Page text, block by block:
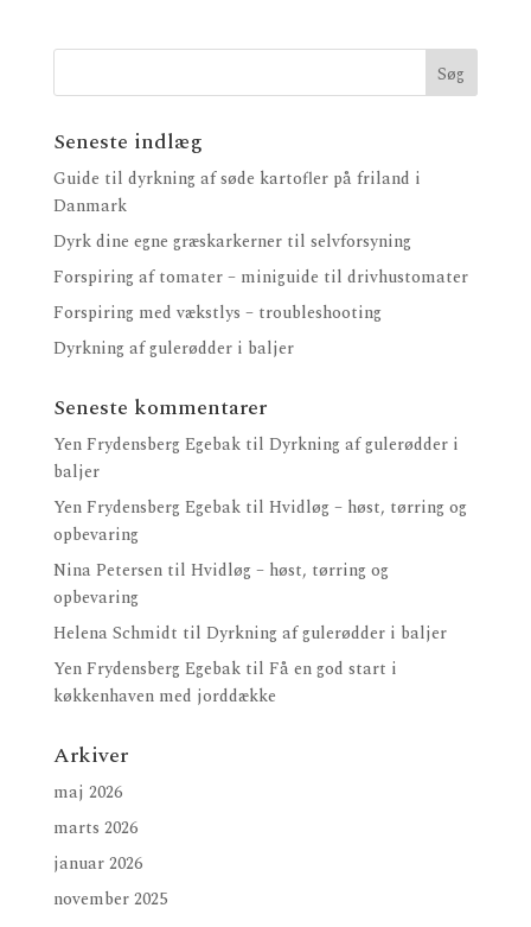
Seneste indlæg
Guide til dyrkning af søde kartofler på friland i
Danmark
Dyrk dine egne græskarkerner til selvforsyning
Forspiring af tomater – miniguide til drivhustomater
Forspiring med vækstlys – troubleshooting
Dyrkning af gulerødder i baljer
Seneste kommentarer
Yen Frydensberg Egebaktil Dyrkning af gulerødder i
baljer
Yen Frydensberg Egebaktil Hvidløg – høst, tørring og
opbevaring
Nina Petersentil Hvidløg – høst, tørring og
opbevaring
Helena Schmidt til Dyrkning af gulerødder i baljer
Yen Frydensberg Egebaktil Få en god start i
køkkenhaven med jorddække
Arkiver
maj 2026
marts 2026
januar 2026
november 2025